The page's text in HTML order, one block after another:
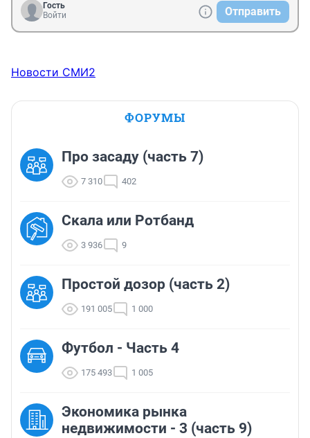
Гость
Войти
Отправить
Новости СМИ2
ФОРУМЫ
Про засаду (часть 7)
7 310 402
Скала или Ротбанд
3 936 9
Простой дозор (часть 2)
191 005 1 000
Футбол - Часть 4
175 493 1 005
Экономика рынка
недвижимости - 3 (часть 9)